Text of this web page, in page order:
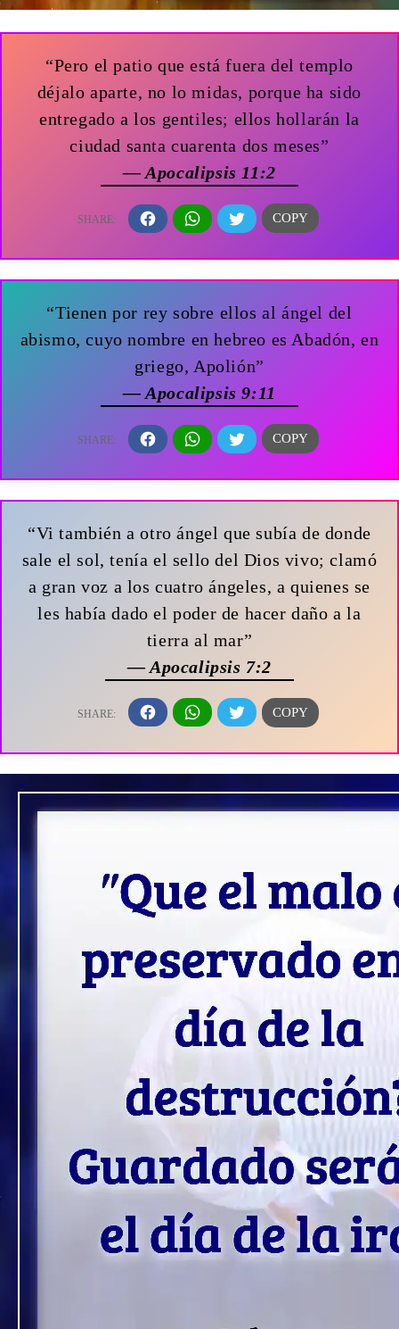
“Pero el patio que está fuera del templo
déjalo aparte, no lo midas, porque ha sido
entregado a los gentiles; ellos hollarán la
ciudad santa cuarenta dos meses”
— Apocalipsis 11:2
“Tienen por rey sobre ellos al ángel del
abismo, cuyo nombre en hebreo es Abadón, en
griego, Apolión”
— Apocalipsis 9:11
“Vi también a otro ángel que subía de donde
sale el sol, tenía el sello del Dios vivo; clamó
a gran voz a los cuatro ángeles, a quienes se
les había dado el poder de hacer daño a la
tierra al mar”
— Apocalipsis 7:2